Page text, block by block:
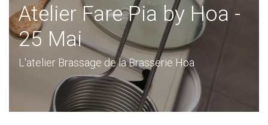
Atelier Fare Pia by Hoa -
25 Mai
L'atelier Brassage de la Brasserie Hoa